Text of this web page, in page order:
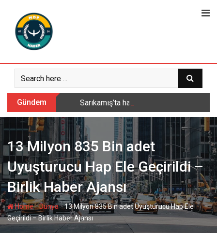
content
Gündem Sarıkamış’ta hanımlara yönelik
13 Milyon 835 Bin adet
Uyuşturucu Hap Ele Geçirildi –
Birlik Haber Ajansı
Home-Dünya-13 Milyon 835 Bin adet Uyuşturucu Hap Ele
Geçirildi – Birlik Haber Ajansı